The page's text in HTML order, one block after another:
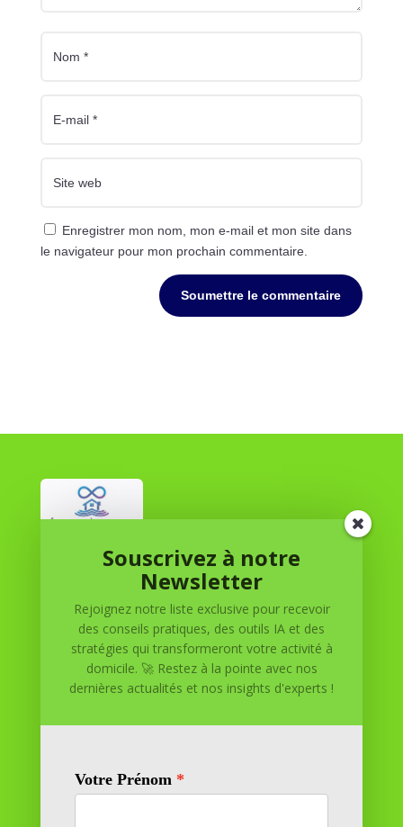
Enregistrer mon nom, mon e-mail et mon site dans
le navigateur pour mon prochain commentaire.
Soumettre le commentaire
Réussite à Domicile
Réussite à Domicile est votre partenaire de confiance
pour atteindre vos objectifs depuis le confort de votre
maison. Nous offrons des solutions personnalisées pour
vous aider à réussir.
Souscrivez à notre
Newsletter
Rejoignez notre liste exclusive pour recevoir
des conseils pratiques, des outils IA et des
stratégies qui transformeront votre activité à
domicile. 🚀 Restez à la pointe avec nos
dernières actualités et nos insights d'experts !